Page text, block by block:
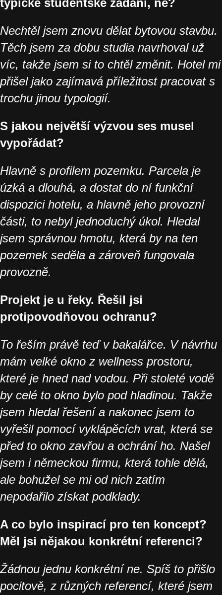
Nechtěl jsem znovu dělat bytovou stavbu.
Těch jsem za dobu studia navrhoval už
víc, takže jsem si to chtěl změnit. Hotel mi
přišel jako zajímavá příležitost pracovat s
trochu jinou typologií.
S jakou největší výzvou ses musel
vypořádat?
Hlavně s profilem pozemku. Parcela je
úzká a dlouhá, a dostat do ní funkční
dispozici hotelu, a hlavně jeho provozní
části, to nebyl jednoduchý úkol. Hledal
jsem správnou hmotu, která by na ten
pozemek seděla a zároveň fungovala
provozně.
Projekt je u řeky. Řešil jsi
protipovodňovou ochranu?
To řeším právě teď v bakalářce. V návrhu
mám velké okno z wellness prostoru,
které je hned nad vodou. Při stoleté vodě
by celé to okno bylo pod hladinou. Takže
jsem hledal řešení a nakonec jsem to
vyřešil pomocí vyklápěcích vrat, která se
před to okno zavřou a ochrání ho. Našel
jsem i německou firmu, která tohle dělá,
ale bohužel se mi od nich zatím
nepodařilo získat podklady.
A co bylo inspirací pro ten koncept?
Měl jsi nějakou konkrétní referenci?
Žádnou jednu konkrétní ne. Spíš to přišlo
pocitově, z různých referencí, které jsem